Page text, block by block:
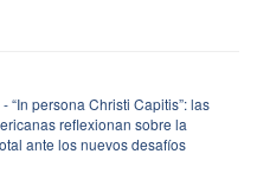
“In persona Christi Capitis”: las
reflexionan sobre la
ante los nuevos desafíos